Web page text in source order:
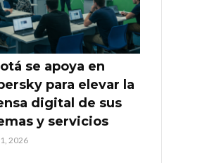
se apoya en
para elevar la
digital de sus
y servicios
2026